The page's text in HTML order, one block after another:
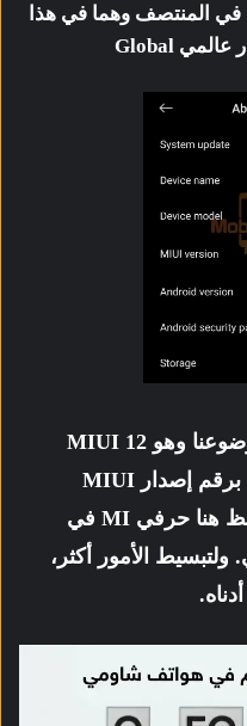
في المنتصف وهما في هذا
أما في حالة الإصدار الخاص بموضوعنا وهو MIUI 12
برقم إصدار MIUI
سنلاحظ هنا حرفي MI في
. ولتبسيط الأمور أكثر،